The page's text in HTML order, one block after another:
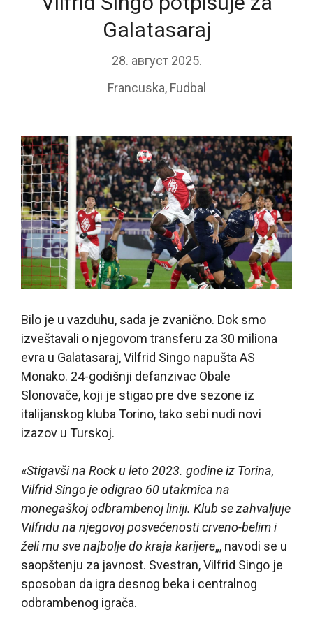
Galatasaraj
28. август 2025.
Francuska, Fudbal
Bilo je u vazduhu, sada je zvanično. Dok smo
izveštavali o njegovom transferu za 30 miliona
evra u Galatasaraj, Vilfrid Singo napušta AS
Monako. 24-godišnji defanzivac Obale
Slonovače, koji je stigao pre dve sezone iz
italijanskog kluba Torino, tako sebi nudi novi
izazov u Turskoj.
«Stigavši na Rock u leto 2023. godine iz Torina,
Vilfrid Singo je odigrao 60 utakmica na
monegaškoj odbrambenoj liniji. Klub se zahvaljuje
Vilfridu na njegovoj posvećenosti crveno-belim i
želi mu sve najbolje do kraja karijere„, navodi se u
saopštenju za javnost. Svestran, Vilfrid Singo je
sposoban da igra desnog beka i centralnog
odbrambenog igrača.